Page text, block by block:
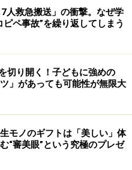
はね、国の指針は
勘で解いたらたまたま正
解としても良いと思いま
「理科」などの自然科学
でないと成立しない概念
いるものが多いです。子
理的な“正解”を学ぶこと
人救急搬送」の衝撃。なぜ学
ピペ事故”を繰り返してしまう
切り開く！子どもに強めの
ツ」があっても可能性が無限大
モノのギフトは「美しい」体
“審美眼”という究極のプレゼ